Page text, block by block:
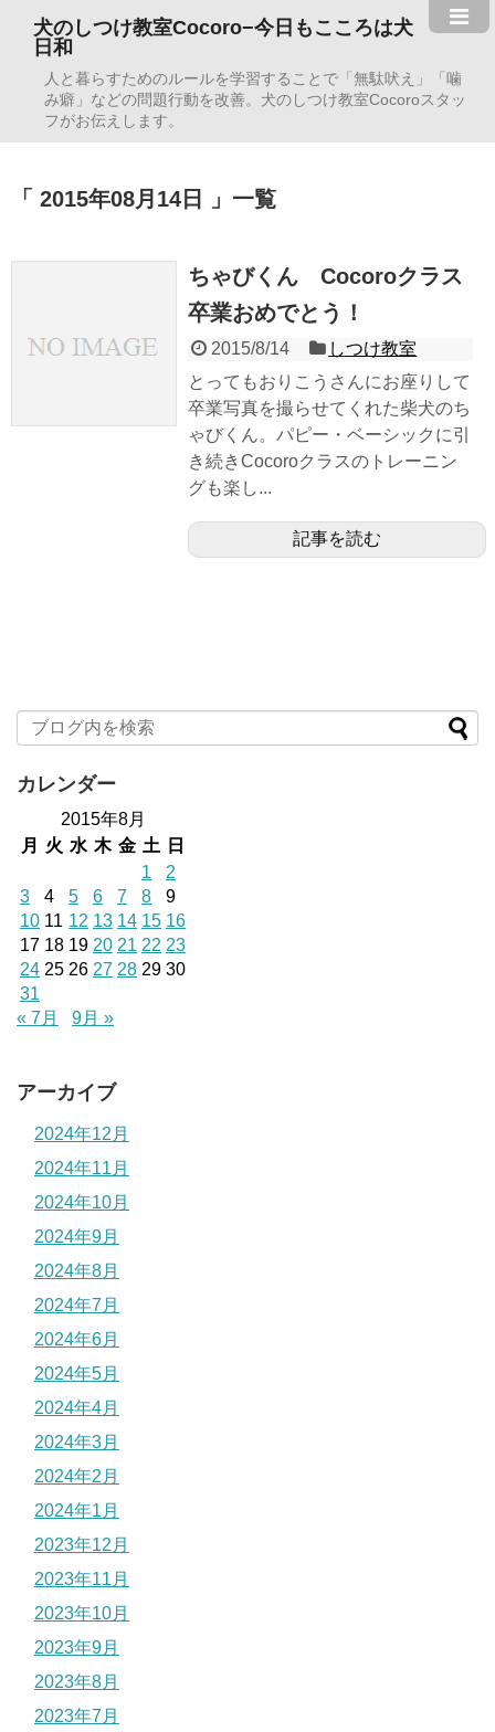
犬のしつけ教室Cocoro−今日もこころは犬
日和
人と暮らすためのルールを学習することで「無駄吠え」「噛
み癖」などの問題行動を改善。犬のしつけ教室Cocoroスタッ
フがお伝えします。
2015年08月14日 一覧
ちゃびくん Cocoroクラス
卒業おめでとう！
2015/8/14
しつけ教室
とってもおりこうさんにお座りして
卒業写真を撮らせてくれた柴犬のち
ゃびくん。パピー・ベーシックに引
き続きCocoroクラスのトレーニン
グも楽し...
記事を読む
カレンダー
2015年8月
月
火 水 木 金 土
日
1
2
3
4 5 6 7 8
9
10 11 12 13 14 15 16
17 18 19 20 21 22 23
24 25 26 27 28 29 30
31
« 7月
9月 »
アーカイブ
2024年12月
2024年11月
2024年10月
2024年9月
2024年8月
2024年7月
2024年6月
2024年5月
2024年4月
2024年3月
2024年2月
2024年1月
2023年12月
2023年11月
2023年10月
2023年9月
2023年8月
2023年7月